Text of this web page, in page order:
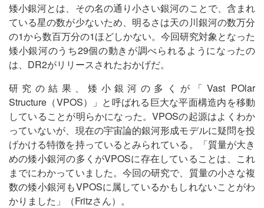
矮小銀河とは、その名の通り小さい銀河のことで、含まれ
ている星の数が少ないため、明るさは天の川銀河の数万分
の1から数百万分の1ほどしかない。今回研究対象となった
矮小銀河のうち29個の動きが調べられるようになったの
は、DR2がリリースされたおかげだ。
研究の結果、矮小銀河の多くが「Vast POlar
Structure（VPOS）」と呼ばれる巨大な平面構造内を移動
していることが明らかになった。VPOSの起源はよくわか
っていないが、現在の宇宙論的銀河形成モデルに疑問を投
げかける特徴を持っているとみられている。「質量が大き
めの矮小銀河の多くがVPOSに存在していることは、これ
までにわかっていました。今回の研究で、質量の小さな複
数の矮小銀河もVPOSに属しているかもしれないことがわ
かりました」（Fritzさん）。